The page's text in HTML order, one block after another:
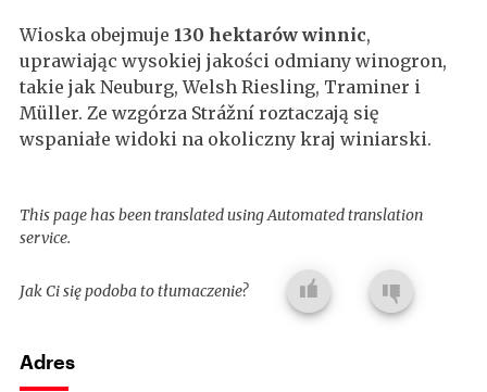
Wioska obejmuje 130 hektarów winnic,
uprawiając wysokiej jakości odmiany winogron,
takie jak Neuburg, Welsh Riesling, Traminer i
Müller. Ze wzgórza Strážní roztaczają się
wspaniałe widoki na okoliczny kraj winiarski.
This page has been translated using Automated translation
service.
Jak Ci się podoba to tłumaczenie?
Adres